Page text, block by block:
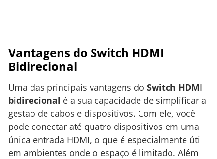
Vantagens do Switch HDMI
Bidirecional
Uma das principais vantagens do Switch HDMI
bidirecional é a sua capacidade de simplificar a
gestão de cabos e dispositivos. Com ele, você
pode conectar até quatro dispositivos em uma
única entrada HDMI, o que é especialmente útil
em ambientes onde o espaço é limitado. Além